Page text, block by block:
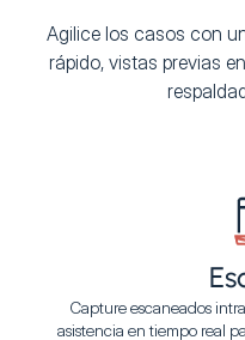
Agilice los casos con
rápido, vistas previas
Capture escaneados
asistencia en tiempo real